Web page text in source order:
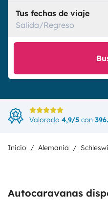
Tus fechas de viaje
Salida/Regreso
Valorado 4,9/5 con
Inicio Alemania
Autocaravanas